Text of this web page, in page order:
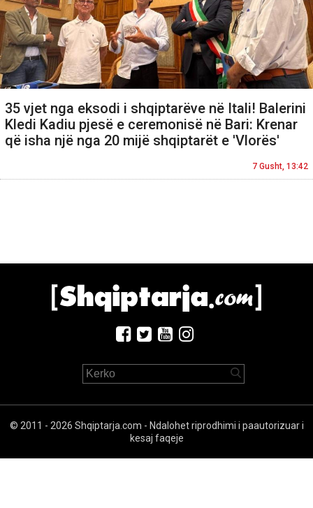
35 vjet nga eksodi i shqiptarëve në Itali! Balerini
Kledi Kadiu pjesë e ceremonisë në Bari: Krenar
që isha një nga 20 mijë shqiptarët e 'Vlorës'
7 Gusht, 13:42
© 2011 - 2026 Shqiptarja.com - Ndalohet riprodhimi i paautorizuar i
kesaj faqeje